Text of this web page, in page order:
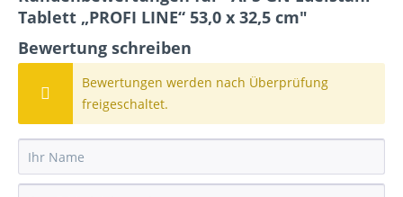
Tablett „PROFI LINE“ 53,0 x 32,5 cm"
Bewertung schreiben
Bewertungen werden nach Überprüfung
freigeschaltet.